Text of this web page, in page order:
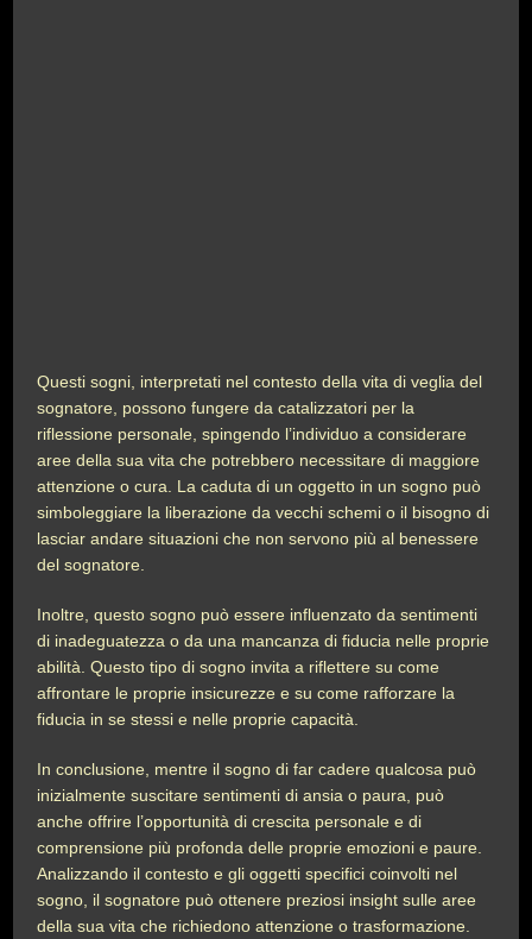
Questi sogni, interpretati nel contesto della vita di veglia del
sognatore, possono fungere da catalizzatori per la
riflessione personale, spingendo l’individuo a considerare
aree della sua vita che potrebbero necessitare di maggiore
attenzione o cura. La caduta di un oggetto in un sogno può
simboleggiare la liberazione da vecchi schemi o il bisogno di
lasciar andare situazioni che non servono più al benessere
del sognatore.
Inoltre, questo sogno può essere influenzato da sentimenti
di inadeguatezza o da una mancanza di fiducia nelle proprie
abilità. Questo tipo di sogno invita a riflettere su come
affrontare le proprie insicurezze e su come rafforzare la
fiducia in se stessi e nelle proprie capacità.
In conclusione, mentre il sogno di far cadere qualcosa può
inizialmente suscitare sentimenti di ansia o paura, può
anche offrire l’opportunità di crescita personale e di
comprensione più profonda delle proprie emozioni e paure.
Analizzando il contesto e gli oggetti specifici coinvolti nel
sogno, il sognatore può ottenere preziosi insight sulle aree
della sua vita che richiedono attenzione o trasformazione.